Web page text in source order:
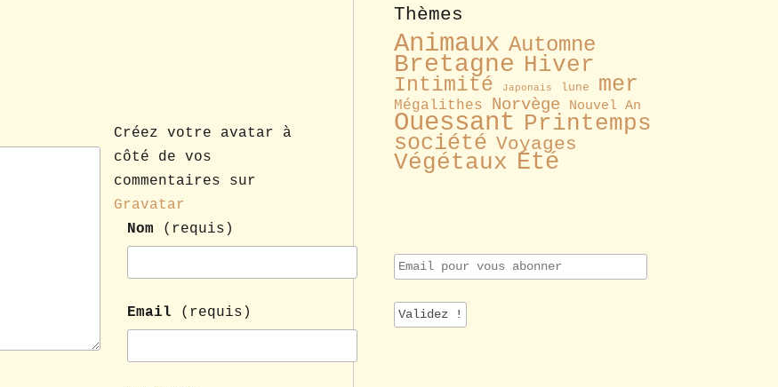
Créez votre avatar à
côté de vos
commentaires sur
Gravatar
Nom
(requis)
Email (requis)
Thèmes
Animaux Automne
Bretagne Hiver
Intimité Japonais lune mer
Mégalithes Norvège Nouvel An
Ouessant Printemps
société Voyages
Végétaux Été
E
m
i
l